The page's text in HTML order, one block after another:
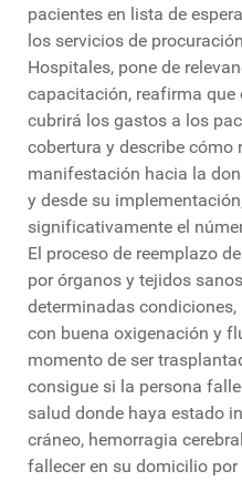
pacientes en lista de
los servicios de
Hospitales, pone de
capacitación, reafirma que
cubrirá los gastos a los
cobertura y describe
manifestación hacia la
y desde su
significativamente el
El proceso de reemplazo
por órganos y tejidos
determinadas
con buena oxigenación y
momento de ser
consigue si la persona
salud donde haya estado
cráneo, hemorragia
fallecer en su domicilio